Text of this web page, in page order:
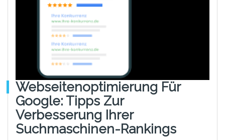
Webseitenoptimierung Für
Google: Tipps Zur
Verbesserung Ihrer
Suchmaschinen-Rankings